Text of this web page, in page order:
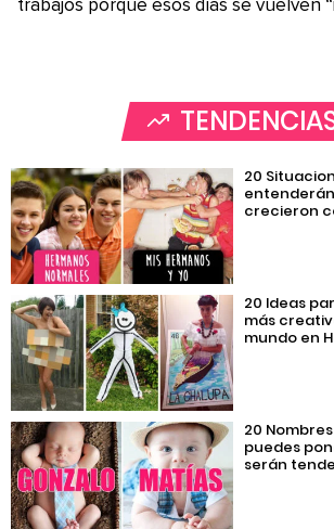
trabajos porque esos días se vuelven
20
crecieron
20 Ideas
más
mundo en
20
puedes
serán